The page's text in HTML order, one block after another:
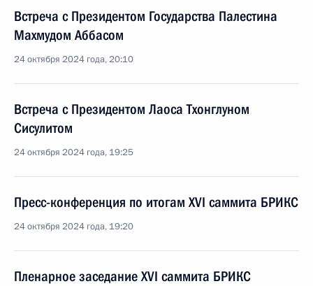
Встреча с Президентом Государства Палестина
Махмудом Аббасом
24 октября 2024 года, 20:10
Встреча с Президентом Лаоса Тхонглуном
Сисулитом
24 октября 2024 года, 19:25
Пресс-конференция по итогам XVI саммита БРИКС
24 октября 2024 года, 19:20
Пленарное заседание XVI саммита БРИКС